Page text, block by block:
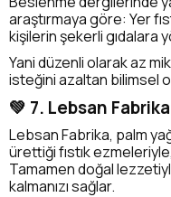
araştırmaya göre: Yer
kişilerin şekerli gıdalara
Yani düzenli olarak az
isteğini azaltan bilimsel
💚 7. Lebsan
Lebsan Fabrika, palm
ürettiği fıstık
Tamamen doğal
kalmanızı sağlar.